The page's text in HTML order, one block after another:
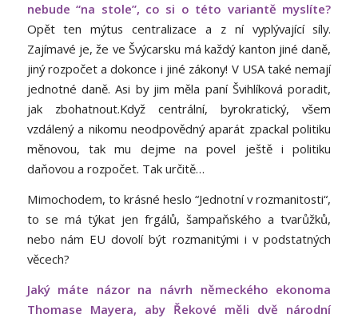
nebude “na stole”, co si o této variantě myslíte?
Opět ten mýtus centralizace a z ní vyplývající síly.
Zajímavé je, že ve Švýcarsku má každý kanton jiné daně,
jiný rozpočet a dokonce i jiné zákony! V USA také nemají
jednotné daně. Asi by jim měla paní Švihlíková poradit,
jak zbohatnout.Když centrální, byrokratický, všem
vzdálený a nikomu neodpovědný aparát zpackal politiku
měnovou, tak mu dejme na povel ještě i politiku
daňovou a rozpočet. Tak určitě…
Mimochodem, to krásné heslo “Jednotní v rozmanitosti“,
to se má týkat jen frgálů, šampaňského a tvarůžků,
nebo nám EU dovolí být rozmanitými i v podstatných
věcech?
Jaký máte názor na návrh německého ekonoma
Thomase Mayera, aby Řekové měli dvě národní